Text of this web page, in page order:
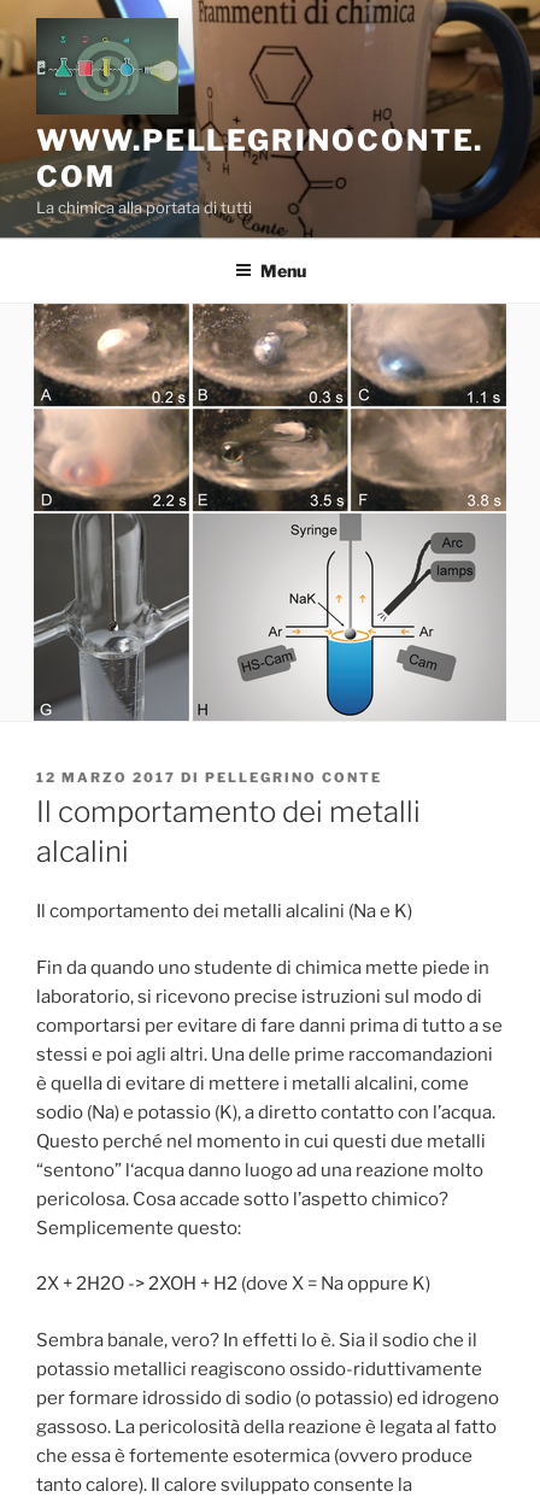
Salta
al
contenuto
WWW.PELLEGRINOCONTE.
COM
La chimica alla portata di tutti
Menu
PUBBLICATO
IL
12 MARZO 2017 DI PELLEGRINO CONTE
Il comportamento dei metalli
alcalini
Il comportamento dei metalli alcalini (Na e K)
Fin da quando uno studente di chimica mette piede in
laboratorio, si ricevono precise istruzioni sul modo di
comportarsi per evitare di fare danni prima di tutto a se
stessi e poi agli altri. Una delle prime raccomandazioni
è quella di evitare di mettere i metalli alcalini, come
sodio (Na) e potassio (K), a diretto contatto con l’acqua.
Questo perché nel momento in cui questi due metalli
“sentono” l‘acqua danno luogo ad una reazione molto
pericolosa. Cosa accade sotto l’aspetto chimico?
Semplicemente questo:
2X + 2H2O -> 2XOH + H2 (dove X = Na oppure K)
Sembra banale, vero? In effetti lo è. Sia il sodio che il
potassio metallici reagiscono ossido-riduttivamente
per formare idrossido di sodio (o potassio) ed idrogeno
gassoso. La pericolosità della reazione è legata al fatto
che essa è fortemente esotermica (ovvero produce
tanto calore). Il calore sviluppato consente la